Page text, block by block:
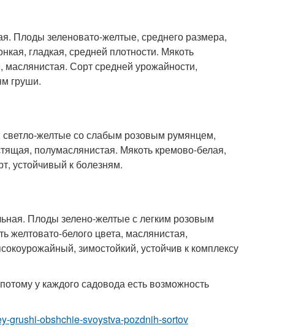
Плоды зеленовато-желтые, среднего размера,
гладкая, средней плотности. Мякоть
маслянистая. Сорт средней урожайности,
груши.
светло-желтые со слабым розовым румянцем,
полумаслянистая. Мякоть кремово-белая,
устойчивый к болезням.
Плоды зелено-желтые с легким розовым
белого цвета, маслянистая,
зимостойкий, устойчив к комплексу
у каждого садовода есть возможность
grushi-obshchie-svoystva-pozdnih-sortov